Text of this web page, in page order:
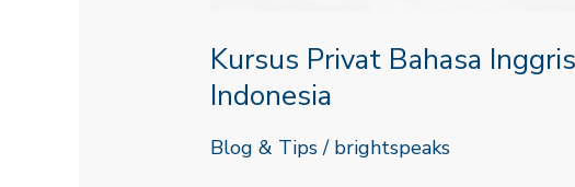
Kursus Privat Bahasa
Indonesia
Blog & Tips/ brightspeaks